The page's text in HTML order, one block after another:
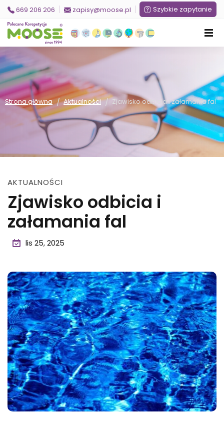
669 206 206 zapisy@moose.pl Szybkie zapytanie
Strona główna / Aktualności / Zjawisko odbicia i załamania fal
AKTUALNOŚCI
Zjawisko odbicia i
załamania fal
lis 25, 2025